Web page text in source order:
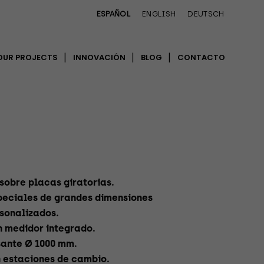
ESPAÑOL ENGLISH DEUTSCH
PROJECTS INNOVACIÓN BLOG CONTACTO
placas giratorias.
de grandes dimensiones
medidor integrado.
Ø 1000 mm.
de cambio.